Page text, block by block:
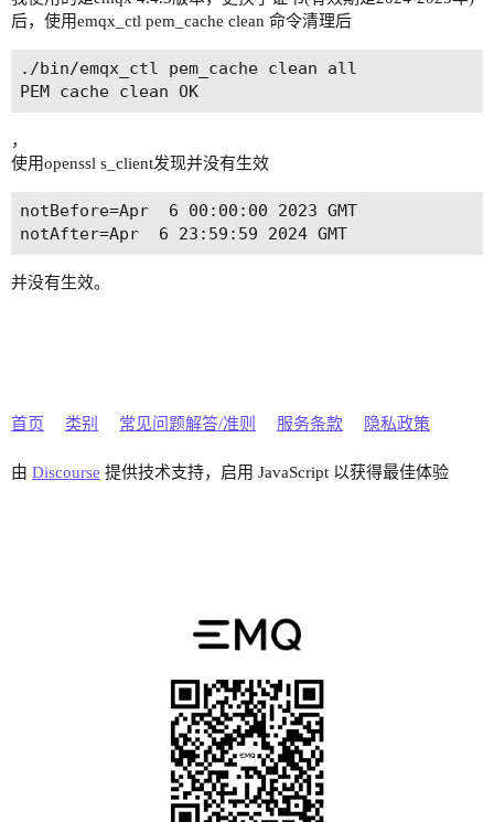
后，使用emqx_ctl pem_cache clean 命令清理后
./bin/emqx_ctl pem_cache clean all
PEM cache clean OK
，
使用openssl s_client发现并没有生效
notBefore=Apr  6 00:00:00 2023 GMT
notAfter=Apr  6 23:59:59 2024 GMT
并没有生效。
首页 类别 常见问题解答/准则 服务条款 隐私政策
由 Discourse 提供技术支持，启用 JavaScript 以获得最佳体验